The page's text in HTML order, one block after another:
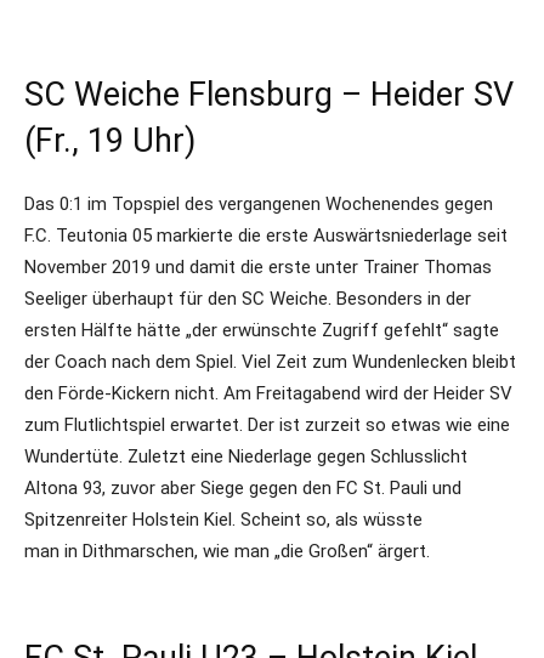
SC Weiche Flensburg – Heider SV
(Fr., 19 Uhr)
Das 0:1 im Topspiel des vergangenen Wochenendes gegen
F.C. Teutonia 05 markierte die erste Auswärtsniederlage seit
November 2019 und damit die erste unter Trainer Thomas
Seeliger überhaupt für den SC Weiche. Besonders in der
ersten Hälfte hätte „der erwünschte Zugriff gefehlt“ sagte
der Coach nach dem Spiel. Viel Zeit zum Wundenlecken bleibt
den Förde-Kickern nicht. Am Freitagabend wird der Heider SV
zum Flutlichtspiel erwartet. Der ist zurzeit so etwas wie eine
Wundertüte. Zuletzt eine Niederlage gegen Schlusslicht
Altona 93, zuvor aber Siege gegen den FC St. Pauli und
Spitzenreiter Holstein Kiel. Scheint so, als wüsste
man in Dithmarschen, wie man „die Großen“ ärgert.